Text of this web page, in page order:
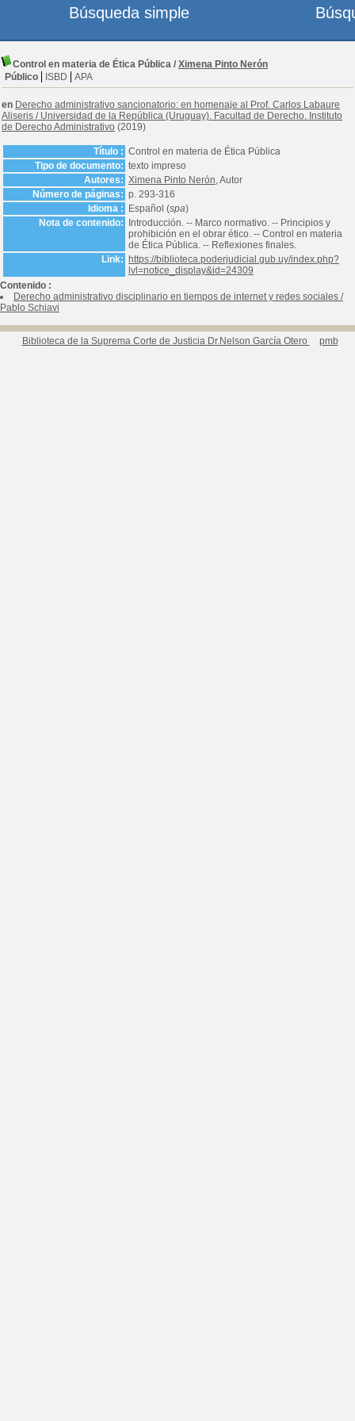
Control en materia de Ética Pública / Ximena Pinto Nerón
Público
ISBD APA
en Derecho administrativo sancionatorio: en homenaje al Prof. Carlos Labaure
Aliseris / Universidad de la República (Uruguay). Facultad de Derecho. Instituto
de Derecho Administrativo (2019)
Título : Control en materia de Ética Pública
Tipo de documento: texto impreso
Autores: Ximena Pinto Nerón, Autor
Número de páginas: p. 293-316
Idioma :
Español (spa)
Nota de contenido:
Introducción. -- Marco normativo. -- Principios y
prohibición en el obrar ético. -- Control en materia
de Ética Pública. -- Reflexiones finales.
Link:
https://biblioteca.poderjudicial.gub.uy/index.php?
lvl=notice_display&id=24309
Contenido :
Derecho administrativo disciplinario en tiempos de internet y redes sociales /
Pablo Schiavi
Biblioteca de la Suprema Corte de Justicia Dr.Nelson García Otero pmb
Búsqueda simple